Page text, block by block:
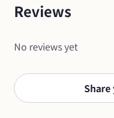
Reviews
No reviews yet